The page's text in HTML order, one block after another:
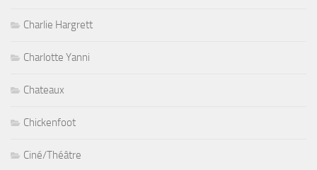
Charlie Hargrett
Charlotte Yanni
Chateaux
Chickenfoot
Ciné/Théâtre